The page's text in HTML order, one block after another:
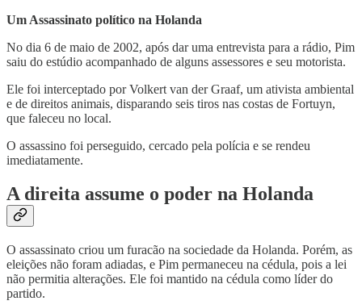
Um Assassinato político na Holanda
No dia 6 de maio de 2002, após dar uma entrevista para a rádio, Pim
saiu do estúdio acompanhado de alguns assessores e seu motorista.
Ele foi interceptado por Volkert van der Graaf, um ativista ambiental
e de direitos animais, disparando seis tiros nas costas de Fortuyn,
que faleceu no local.
O assassino foi perseguido, cercado pela polícia e se rendeu
imediatamente.
A direita assume o poder na Holanda
O assassinato criou um furacão na sociedade da Holanda. Porém, as
eleições não foram adiadas, e Pim permaneceu na cédula, pois a lei
não permitia alterações. Ele foi mantido na cédula como líder do
partido.